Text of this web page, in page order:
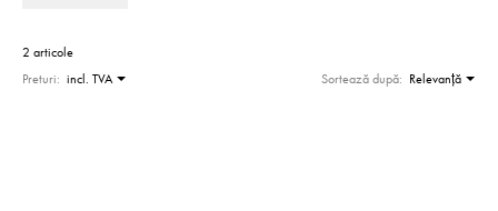
2 articole
Preturi: incl. TVA Sortează după: Relevanţă